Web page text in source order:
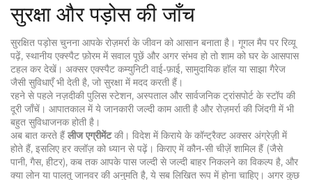
सुरक्षा और पड़ोस की जाँच
सुरक्षित पड़ोस चुनना आपके रोज़मर्रा के जीवन को आसान बनाता है। गूगल मैप पर रिव्यू
पढ़ें, स्थानीय एक्स्पैट फ़ोरम में सवाल पूछें और अगर संभव हो तो शाम को घर के आसपास
टहल कर देखें। अक्सर एक्स्पैट कम्युनिटी वाई‑फ़ाई, सामुदायिक हॉल या साझा गैरेज
जैसी सुविधाएँ भी देती है, जो सुरक्षा में मदद करती हैं।
रहने से पहले नज़दीकी पुलिस स्टेशन, अस्पताल और सार्वजनिक ट्रांसपोर्ट के स्टॉप की
दूरी जाँचें। आपातकाल में ये जानकारी जल्दी काम आती है और रोज़मर्रा की जिंदगी में भी
बहुत सुविधाजनक होती है।
अब बात करते हैंलीज एग्रीमेंटकी। विदेश में किराये के कॉन्ट्रैक्ट अक्सर अंग्रेज़ी में
होते हैं, इसलिए हर क्लॉज़ को ध्यान से पढ़ें। किराए में कौन‑सी चीज़ें शामिल हैं (जैसे
पानी, गैस, हीटर), कब तक आपके पास जल्दी से जल्दी बाहर निकलने का विकल्प है, और
क्या लोन या पालतू जानवर की अनुमति है, ये सब लिखित रूप में होना चाहिए। अगर कुछ